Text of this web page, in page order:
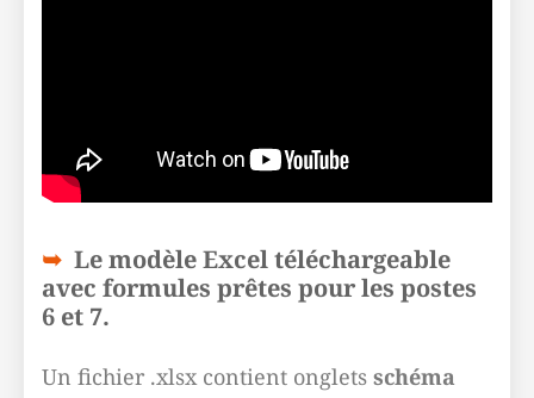
Le modèle Excel téléchargeable
avec formules prêtes pour les postes
6 et 7.
Un fichier .xlsx contient onglets schéma